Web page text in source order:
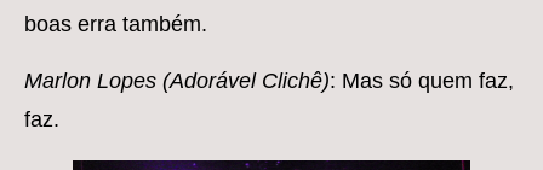
boas erra também.
Marlon Lopes (Adorável Clichê): Mas só quem faz,
faz.